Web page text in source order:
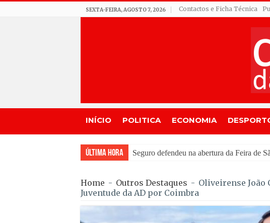
SEXTA-FEIRA, AGOSTO 7, 2026 Contactos e Ficha Técnica
INÍCIO POLITICA ECONOMIA
Última Hora Feira Moçárabe faz recuar
Home - Outros Destaques - Oliveirense João
Juventude da AD por Coimbra